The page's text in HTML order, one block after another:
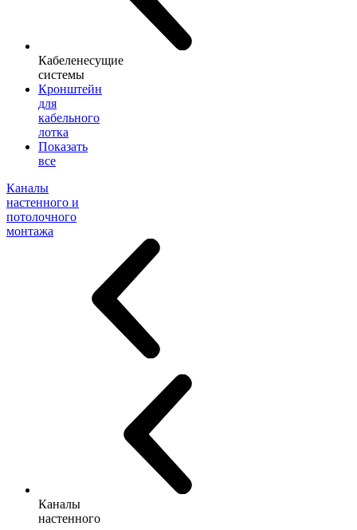
Кабеленесущие
системы
Кронштейн
для
кабельного
лотка
Показать
все
Каналы
настенного и
потолочного
монтажа
Каналы
настенного